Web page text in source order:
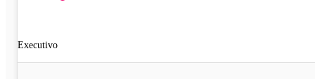
Executivo